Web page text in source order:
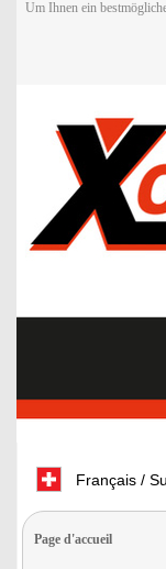
Um Ihnen ein
Français /
Page d'accueil